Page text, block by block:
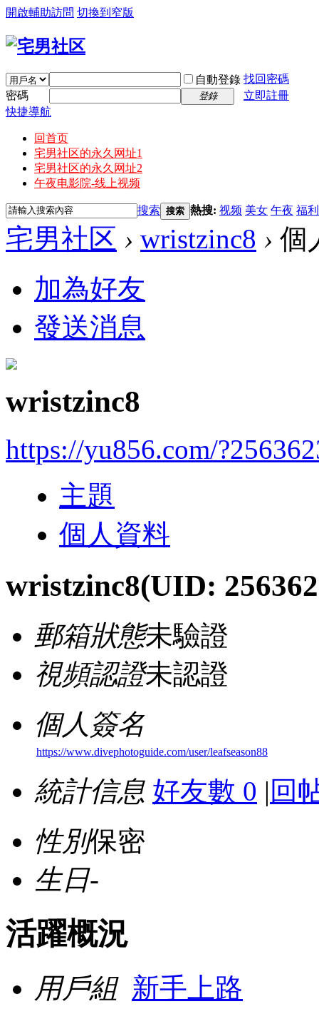
開啟輔助訪問 切換到窄版
自動登錄 找回密碼
密碼
登錄
立即註冊
快捷導航
回首页
宅男社区的永久网址1
宅男社区的永久网址2
午夜电影院-线上视频
搜索 搜索 熱搜: 视频 美女 午夜 福利
宅男社区 › wristzinc8 › 個
加為好友
發送消息
wristzinc8
https://yu856.com/
主題
個人資料
wristzinc8(UID:
郵箱狀態未驗證
視頻認證未認證
個人簽名
https://www.divephotoguide.com/user/leafseason88
統計信息 好友數 0 | 回
性別保密
生日-
活躍概況
用戶組 新手上路